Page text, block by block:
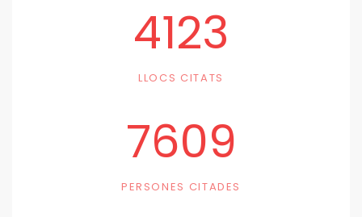
4123
LLOCS CITATS
7609
PERSONES CITADES